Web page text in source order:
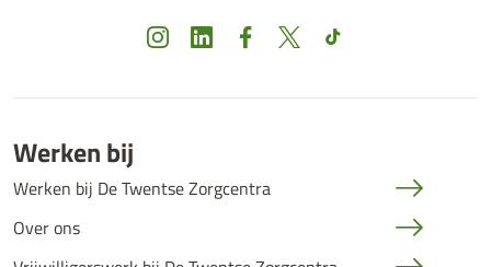
InstagramLinkedInFacebook
X TikTok
Werken bij
Werken bij De Twentse Zorgcentra
Over ons